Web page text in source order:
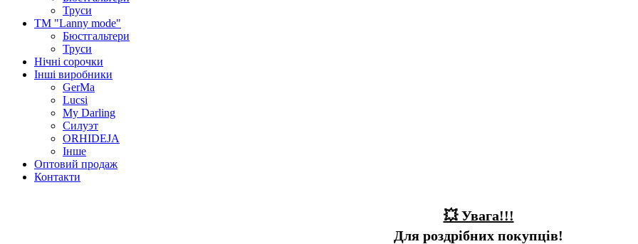
Труси
ТМ "Lanny mode"
Бюстгальтери
Труси
Нічні сорочки
Інші виробники
GerMa
Lucsi
My Darling
Силуэт
ORHIDEJA
Інше
Оптовий продаж
Контакти
💥 Увага!!!
Для роздрібних покупців!